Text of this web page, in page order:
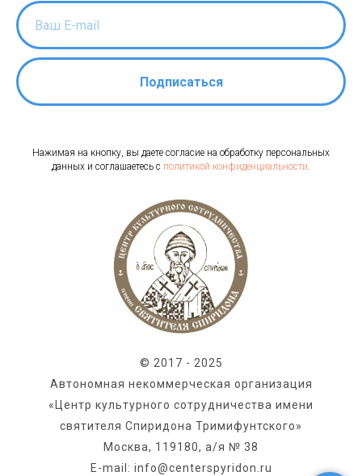
Подписаться
Нажимая на кнопку, вы даете согласие на обработку персональных
данных и соглашаетесь c политикой конфиденциальности.
© 2017 - 2025
Автономная некоммерческая организация
«Центр культурного сотрудничества имени
святителя Спиридона Тримифунтского»
Москва, 119180, а/я № 38
E-mail: info@centerspyridon.ru